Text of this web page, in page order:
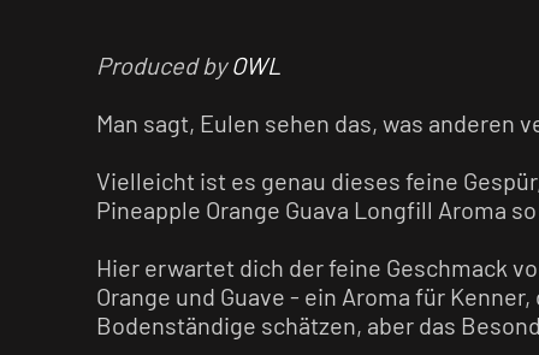
Produced byOWL
Man sagt, Eulen sehen das, was anderen
Vielleicht ist es genau dieses feine
Pineapple Orange Guava Longfill Aroma
Hier erwartet dich der feine Geschmack
Orange und Guave - ein Aroma für Kenner,
Bodenständige schätzen, aber das